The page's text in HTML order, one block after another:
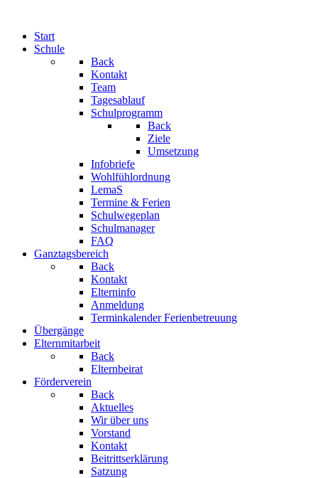
Start
Schule
Back
Kontakt
Team
Tagesablauf
Schulprogramm
Back
Ziele
Umsetzung
Infobriefe
Wohlfühlordnung
LemaS
Termine & Ferien
Schulwegeplan
Schulmanager
FAQ
Ganztagsbereich
Back
Kontakt
Elterninfo
Anmeldung
Terminkalender Ferienbetreuung
Übergänge
Elternmitarbeit
Back
Elternbeirat
Förderverein
Back
Aktuelles
Wir über uns
Vorstand
Kontakt
Beitrittserklärung
Satzung